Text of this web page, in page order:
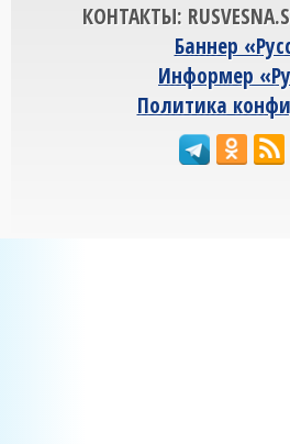
КОНТАКТЫ:
Баннер
Информер
Политика